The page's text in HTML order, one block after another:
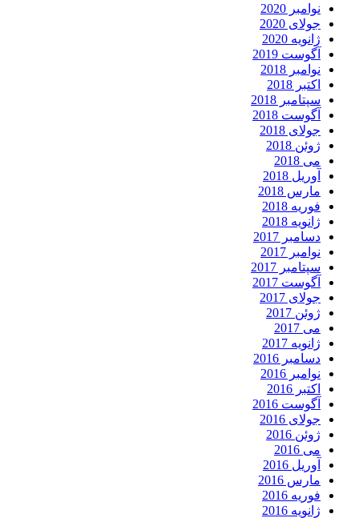
نوامبر 2020
جولای 2020
ژانویه 2020
آگوست 2019
نوامبر 2018
اکتبر 2018
سپتامبر 2018
آگوست 2018
جولای 2018
ژوئن 2018
می 2018
آوریل 2018
مارس 2018
فوریه 2018
ژانویه 2018
دسامبر 2017
نوامبر 2017
سپتامبر 2017
آگوست 2017
جولای 2017
ژوئن 2017
می 2017
ژانویه 2017
دسامبر 2016
نوامبر 2016
اکتبر 2016
آگوست 2016
جولای 2016
ژوئن 2016
می 2016
آوریل 2016
مارس 2016
فوریه 2016
ژانویه 2016